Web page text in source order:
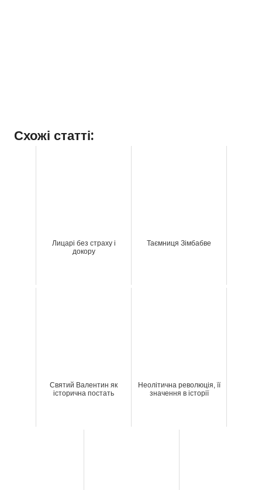
Схожі статті:
Лицарі без страху і
докору
Таємниця Зімбабве
Святий Валентин як
історична постать
Неолітична революція, її
значення в історії